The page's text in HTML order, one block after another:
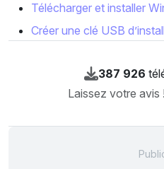
Télécharger et installer
Créer une clé USB
387 926
Laissez votre avis !